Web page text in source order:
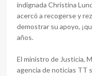
indignada Christina
acercó a recogerse y
demostrar su apoyo,
años.
El ministro de Justicia,
agencia de noticias TT